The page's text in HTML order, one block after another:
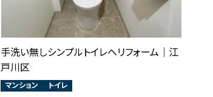
手洗い無しシンプルトイレへリフォーム｜江
戸川区
マンション トイレ